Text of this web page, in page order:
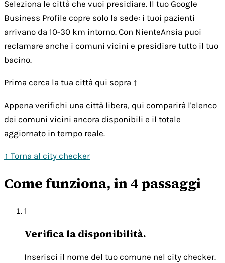
Seleziona le città che vuoi presidiare. Il tuo Google
Business Profile copre solo la sede: i tuoi pazienti
arrivano da 10-30 km intorno. Con NienteAnsia puoi
reclamare anche i comuni vicini e presidiare tutto il tuo
bacino.
Prima cerca la tua città qui sopra ↑
Appena verifichi una città libera, qui comparirà l'elenco
dei comuni vicini ancora disponibili e il totale
aggiornato in tempo reale.
↑ Torna al city checker
Come funziona, in 4 passaggi
1
Verifica la disponibilità.
Inserisci il nome del tuo comune nel city checker.